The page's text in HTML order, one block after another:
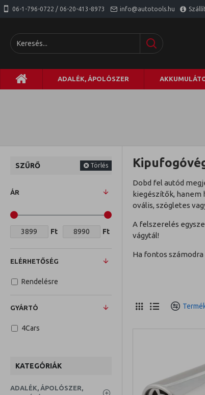
06-1-796-0722 / 06-20-413-8973 info@autotools.hu
ADALÉK, ÁPOLÓSZER
SZŰRŐ Törlés
ÁR
Ft Ft
GYÁRTÓ
4Cars
ELÉRHETŐSÉG
Rendelésre
KATEGÓRIÁK
ADALÉK, ÁPOLÓSZER,
Dobd fel autód
kiegészítők, hanem
ovális, szögletes
A felszerelés
vágytál!
Ha fontos számodra